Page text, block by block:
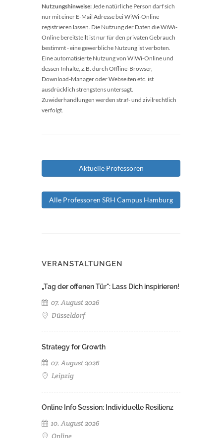
Nutzungshinweise:Jede natürliche Person darf sich
nur mit einer E-Mail Adresse bei WiWi-Online
registrieren lassen. Die Nutzung der Daten die WiWi-
Online bereitstellt ist nur für den privaten Gebrauch
bestimmt - eine gewerbliche Nutzung ist verboten.
Eine automatisierte Nutzung von WiWi-Online und
dessen Inhalte, z.B. durch Offline-Browser,
Download-Manager oder Webseiten etc. ist
ausdrücklich strengstens untersagt.
Zuwiderhandlungen werden straf- und zivilrechtlich
verfolgt.
Aktuelle Professoren
Alle Professoren SRH Campus Hamburg
VERANSTALTUNGEN
„Tag der offenen Tür": Lass Dich inspirieren!
07. August 2026
Düsseldorf
Strategy for Growth
07. August 2026
Leipzig
Online Info Session: Individuelle Resilienz
10. August 2026
Online